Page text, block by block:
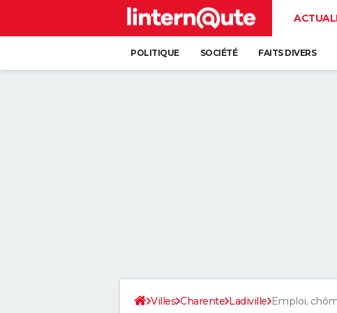
POLITIQUE SOCIÉTÉ FAITS DIVERS
Villes Charente Ladiville Emploi,